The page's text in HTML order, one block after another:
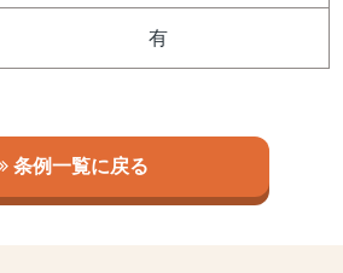
有
条例一覧に戻る